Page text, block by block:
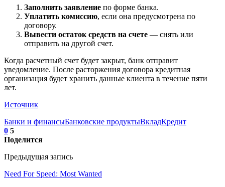
Заполнить заявление по форме банка.
Уплатить комиссию, если она предусмотрена по
договору.
Вывести остаток средств на счете — снять или
отправить на другой счет.
Когда расчетный счет будет закрыт, банк отправит
уведомление. После расторжения договора кредитная
организация будет хранить данные клиента в течение пяти
лет.
Источник
Банки и финансыБанковские продуктыВкладКредит
0 5
Поделится
Предыдущая запись
Need For Speed: Most Wanted